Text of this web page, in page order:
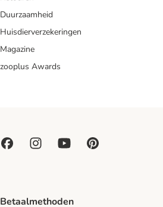
Duurzaamheid
Huisdierverzekeringen
Magazine
zooplus Awards
Betaalmethoden